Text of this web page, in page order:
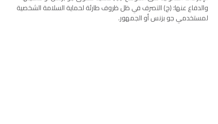
والدفاع عنها؛ (ج) التصرف في ظل ظروف طارئة لحماية السلامة الشخصية
لمستخدمي جو بزنس أو الجمهور.